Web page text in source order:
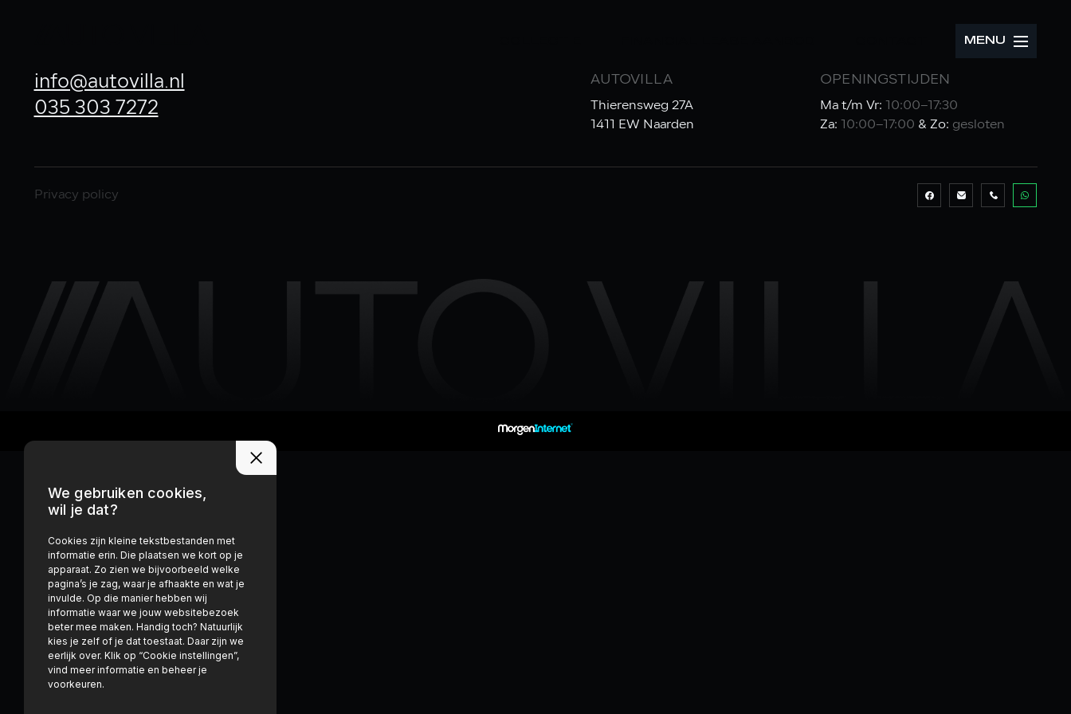
MENU
info@autovilla.nl
035 303 7272
AUTOVILLA
Thierensweg 27A
1411 EW Naarden
OPENINGSTIJDEN
Ma t/m Vr:
10:00–17:30
Za:
10:00–17:00 & Zo: gesloten
Privacy policy
We gebruiken cookies,
wil je dat?
Cookies zijn kleine tekstbestanden met
informatie erin. Die plaatsen we kort op je
apparaat. Zo zien we bijvoorbeeld welke
pagina’s je zag, waar je afhaakte en wat je
invulde. Op die manier hebben wij
informatie waar we jouw websitebezoek
beter mee maken. Handig toch? Natuurlijk
kies je zelf of je dat toestaat. Daar zijn we
eerlijk over. Klik op “Cookie instellingen”,
vind meer informatie en beheer je
voorkeuren.